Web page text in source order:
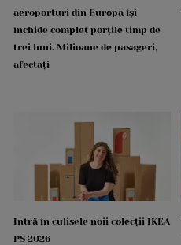
aeroporturi din Europa își
închide complet porțile timp de
trei luni. Milioane de pasageri,
afectați
Intră în culisele noii colecții IKEA
PS 2026